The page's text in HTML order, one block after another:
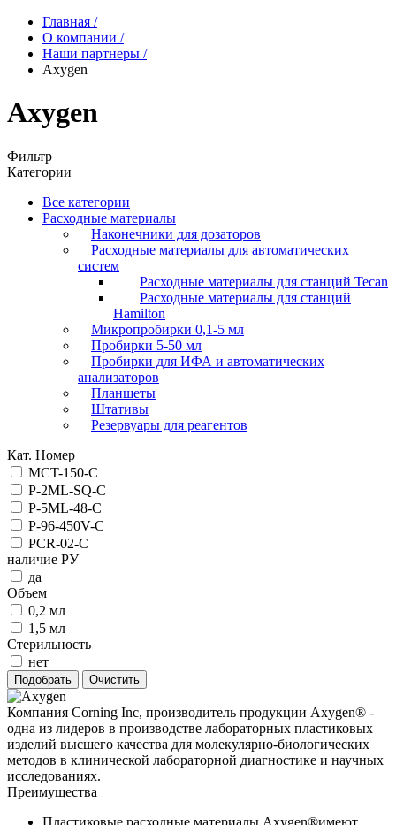
Главная /
О компании /
Наши партнеры /
Axygen
Axygen
Фильтр
Категории
Все категории
Расходные материалы
Наконечники для дозаторов
Расходные материалы для автоматических
систем
Расходные материалы для станций Tecan
Расходные материалы для станций
Hamilton
Микропробирки 0,1-5 мл
Пробирки 5-50 мл
Пробирки для ИФА и автоматических
анализаторов
Планшеты
Штативы
Резервуары для реагентов
Кат. Номер
MCT-150-C
P-2ML-SQ-C
P-5ML-48-C
P-96-450V-C
PCR-02-C
наличие РУ
да
Объем
0,2 мл
1,5 мл
Стерильность
нет
Компания Corning Inc, производитель продукции Axygen® -
одна из лидеров в производстве лабораторных пластиковых
изделий высшего качества для молекулярно-биологических
методов в клинической лабораторной диагностике и научных
исследованиях.
Преимущества
Пластиковые расходные материалы Axygen®имеют